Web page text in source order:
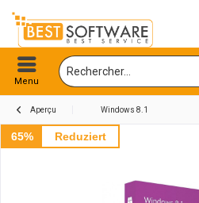
Menu
Aperçu Windows 8.1
65% Reduziert